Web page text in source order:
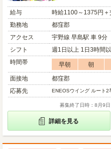
給与
時給1100～1375円
勤務地
都窪郡
アクセス
宇野線 早島駅 車 9分
シフト
週1日以上 1日3時間
時間帯
早朝 朝
面接地
都窪郡
応募先
ENEOSウイング ルート2
募集終了日時：8月9日
詳細を見る